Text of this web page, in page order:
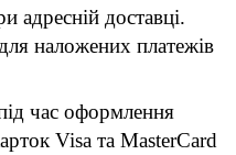
доставці.
наложених платежів
час оформлення
Visa та MasterCard